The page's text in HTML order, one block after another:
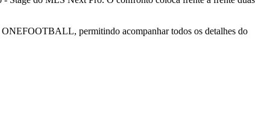
permitindo acompanhar todos os detalhes do